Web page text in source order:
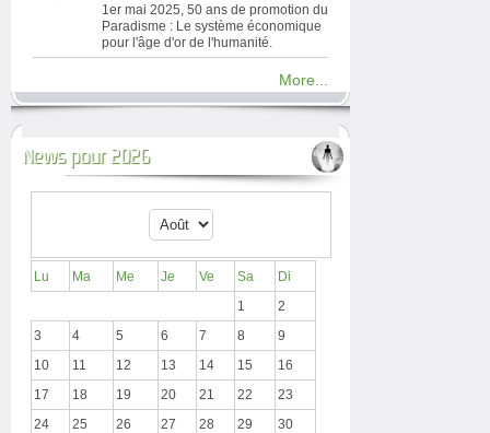
1er mai 2025, 50 ans de promotion du
Paradisme : Le système économique
pour l'âge d'or de l'humanité.
More...
News pour 2026
Lu Ma Me Je Ve Sa
Di
1
2
3
4 5 6 7 8
9
10
11 12 13 14 15
16
17
18 19 20 21 22
23
24
25 26 27 28 29
30